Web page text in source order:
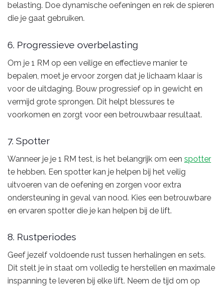
belasting. Doe dynamische oefeningen en rek de spieren
die je gaat gebruiken.
6. Progressieve overbelasting
Om je 1 RM op een veilige en effectieve manier te
bepalen, moet je ervoor zorgen dat je lichaam klaar is
voor de uitdaging. Bouw progressief op in gewicht en
vermijd grote sprongen. Dit helpt blessures te
voorkomen en zorgt voor een betrouwbaar resultaat.
7. Spotter
Wanneer je je 1 RM test, is het belangrijk om een spotter
te hebben. Een spotter kan je helpen bij het veilig
uitvoeren van de oefening en zorgen voor extra
ondersteuning in geval van nood. Kies een betrouwbare
en ervaren spotter die je kan helpen bij de lift.
8. Rustperiodes
Geef jezelf voldoende rust tussen herhalingen en sets.
Dit stelt je in staat om volledig te herstellen en maximale
inspanning te leveren bij elke lift. Neem de tijd om op